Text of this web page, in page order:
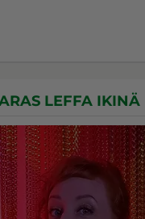
LEFFA IKINÄ